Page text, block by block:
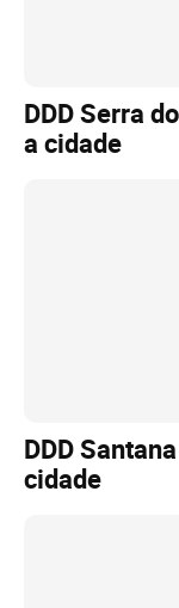
DDD Serra
a cidade
DDD
cidade